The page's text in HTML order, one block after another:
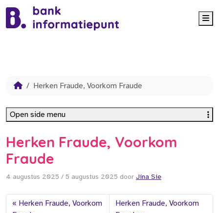
Herken Fraude, Voorkom Fraude
Herken Fraude, Voorkom
Fraude
4 augustus 2025 / 5 augustus 2025 door Jina Sie
Herken Fraude, Voorkom
Herken Fraude, Voorkom
Open side menu